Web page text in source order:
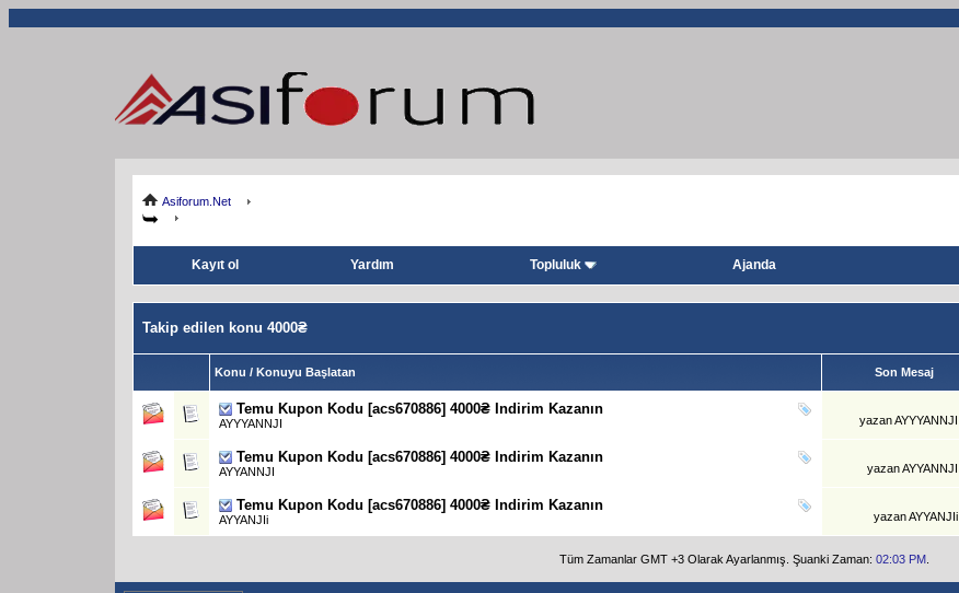
Asiforum.Net
Kayıt ol Yardım Topluluk Ajanda
Takip edilen konu 4000₴
Konu / Konuyu Başlatan Son Mesaj
Temu Kupon Kodu [acs670886] 4000₴ Indirim Kazanın
AYYYANNJI yazanAYYYANNJI
Temu Kupon Kodu [acs670886] 4000₴ Indirim Kazanın
AYYANNJI yazanAYYANNJI
Temu Kupon Kodu [acs670886] 4000₴ Indirim Kazanın
AYYANJIi yazanAYYANJIi
Tüm Zamanlar GMT +3 Olarak Ayarlanmış. Şuanki Zaman: 02:03 PM